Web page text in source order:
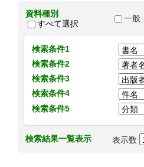
資料種別
すべて選択
一般
検索条件1
検索条件2
検索条件3
検索条件4
検索条件5
検索結果一覧表示 表示数